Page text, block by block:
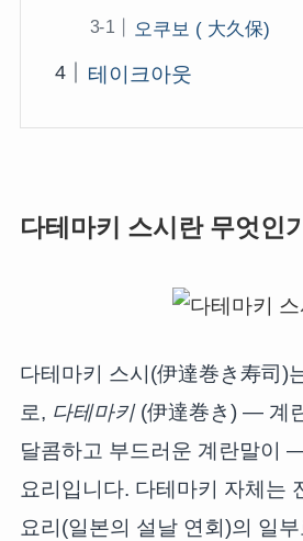
오쿠보 ( 大久保)
테이크아웃
다테마키 스시란 무엇인
다테마키 스시(伊達巻き寿司)
로, 다테마키(伊達巻き) — 계
달콤하고 부드러운 계란말이
요리입니다. 다테마키 자체는
요리(일본의 설날 연회)의 일